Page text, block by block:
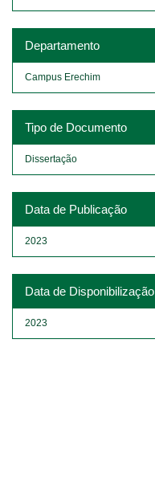
Departamento
Campus Erechim
Tipo de Documento
Dissertação
Data de Publicação
2023
Data de Disponibilização
2023